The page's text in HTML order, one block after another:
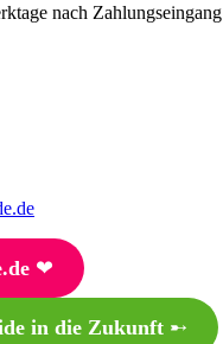
nach Zahlungseingang
❤︎
in die Zukunft➸